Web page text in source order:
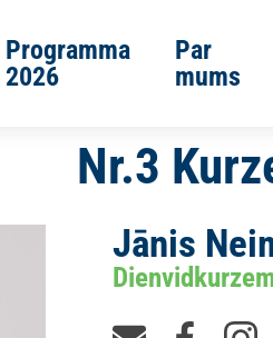
Programma
2026
Par
mums
Nr.3
Jānis